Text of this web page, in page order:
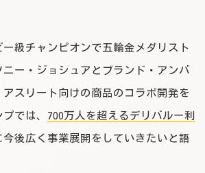
級チャンピオンで五輪金メダリスト
ー・ジョシュアとブランド・アンバ
スリート向けの商品のコラボ開発を
では、 700万人を超えるデリバルー利
今後広く事業展開をしていきたいと語